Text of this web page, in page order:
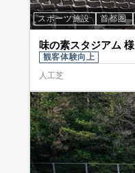
スポーツ施設 首都圏
味の素スタジアム 様
観客体験向上
人工芝